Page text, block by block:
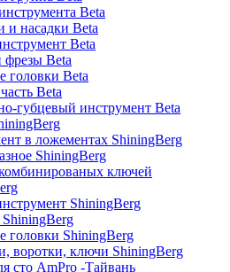
Beta
и насадки Beta
Beta
фрезы Beta
головки Beta
Beta
губцевый инструмент Beta
в ложементах ShiningBerg
ShiningBerg
ключей
ShiningBerg
головки ShiningBerg
воротки, ключи ShiningBerg
сто AmPro -Тайвань